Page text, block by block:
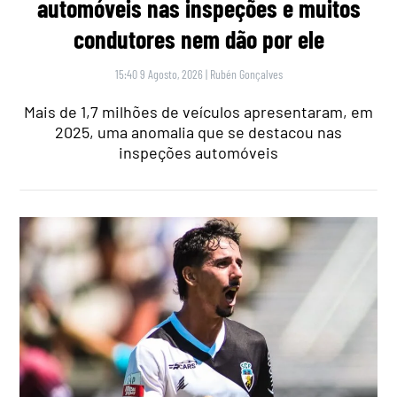
automóveis nas inspeções e muitos
condutores nem dão por ele
15:40 9 Agosto, 2026 | Rubén Gonçalves
Mais de 1,7 milhões de veículos apresentaram, em
2025, uma anomalia que se destacou nas
inspeções automóveis